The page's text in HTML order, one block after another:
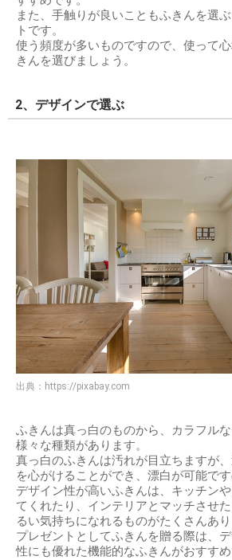
また、手触りが良いこともふきんを選
トです。
使う頻度が多いものですので、使って
きんを選びましょう。
2、デザインで選ぶ
出典： https://pixabay.com
ふきんは真っ白のものから、カラフル
様々な種類があります。
真っ白のふきんは汚れが目立ちますが
を心がけることができ、漂白が可能です
デザイン性が高いふきんは、キッチン
てくれたり、インテリアとマッチさせ
るい気持ちになれるものがたくさんあり
プレゼントとしてふきんを贈る際は、
性にも優れた機能的なふきんがおすすめ